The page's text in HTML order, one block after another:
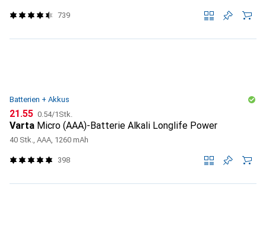
739
Batterien + Akkus
CHF
21.55 CHF
0.54/1Stk.
Varta Micro (AAA)-Batterie Alkali Longlife Power
40 Stk., AAA, 1260 mAh
398